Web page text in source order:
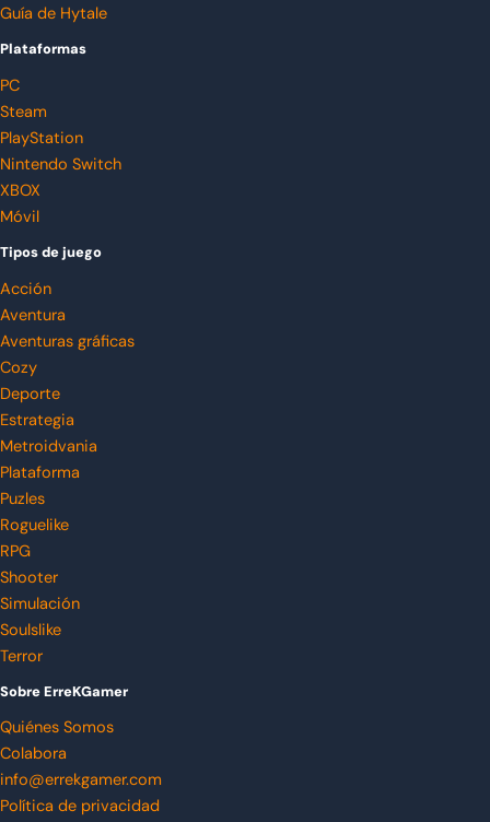
Guía de Hytale
Plataformas
PC
Steam
PlayStation
Nintendo Switch
XBOX
Móvil
Tipos de juego
Acción
Aventura
Aventuras gráficas
Cozy
Deporte
Estrategia
Metroidvania
Plataforma
Puzles
Roguelike
RPG
Shooter
Simulación
Soulslike
Terror
Sobre ErreKGamer
Quiénes Somos
Colabora
info@errekgamer.com
Política de privacidad